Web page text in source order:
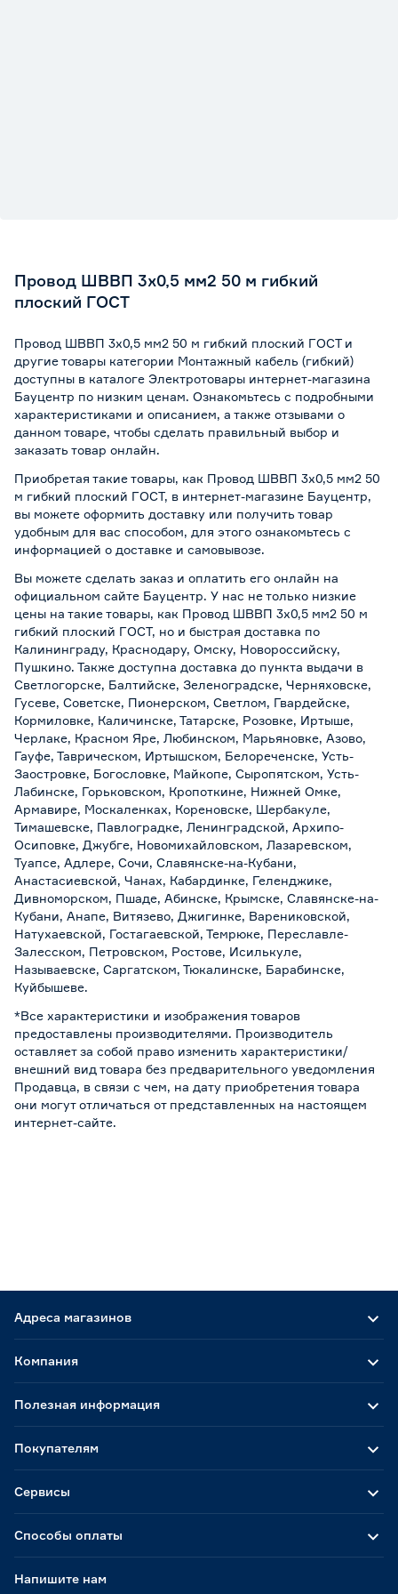
Провод ШВВП 3х0,5 мм2 50 м гибкий
плоский ГОСТ
Провод ШВВП 3х0,5 мм2 50 м гибкий плоский ГОСТ и
другие товары категории Монтажный кабель (гибкий)
доступны в каталоге Электротовары интернет-магазина
Бауцентр по низким ценам. Ознакомьтесь с подробными
характеристиками и описанием, а также отзывами о
данном товаре, чтобы сделать правильный выбор и
заказать товар онлайн.
Приобретая такие товары, как Провод ШВВП 3х0,5 мм2 50
м гибкий плоский ГОСТ, в интернет-магазине Бауцентр,
вы можете оформить доставку или получить товар
удобным для вас способом, для этого ознакомьтесь с
информацией о доставке и самовывозе.
Вы можете сделать заказ и оплатить его онлайн на
официальном сайте Бауцентр. У нас не только низкие
цены на такие товары, как Провод ШВВП 3х0,5 мм2 50 м
гибкий плоский ГОСТ, но и быстрая доставка по
Калининграду, Краснодару, Омску, Новороссийску,
Пушкино. Также доступна доставка до пункта выдачи в
Светлогорске, Балтийске, Зеленоградске, Черняховске,
Гусеве, Советске, Пионерском, Светлом, Гвардейске,
Кормиловке, Каличинске, Татарске, Розовке, Иртыше,
Черлаке, Красном Яре, Любинском, Марьяновке, Азово,
Гауфе, Таврическом, Иртышском, Белореченске, Усть-
Заостровке, Богословке, Майкопе, Сыропятском, Усть-
Лабинске, Горьковском, Кропоткине, Нижней Омке,
Армавире, Москаленках, Кореновске, Шербакуле,
Тимашевске, Павлоградке, Ленинградской, Архипо-
Осиповке, Джубге, Новомихайловском, Лазаревском,
Туапсе, Адлере, Сочи, Славянске-на-Кубани,
Анастасиевской, Чанах, Кабардинке, Геленджике,
Дивноморском, Пшаде, Абинске, Крымске, Славянске-на-
Кубани, Анапе, Витязево, Джигинке, Варениковской,
Натухаевской, Гостагаевской, Темрюке, Переславле-
Залесском, Петровском, Ростове, Исилькуле,
Называевске, Саргатском, Тюкалинске, Барабинске,
Куйбышеве.
*Все характеристики и изображения товаров
предоставлены производителями. Производитель
оставляет за собой право изменить характеристики/
внешний вид товара без предварительного уведомления
Продавца, в связи с чем, на дату приобретения товара
они могут отличаться от представленных на настоящем
интернет-сайте.
Адреса магазинов
Способы оплаты
Компания
Полезная информация
Покупателям
Сервисы
Напишите нам